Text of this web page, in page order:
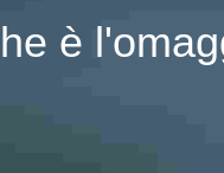
è